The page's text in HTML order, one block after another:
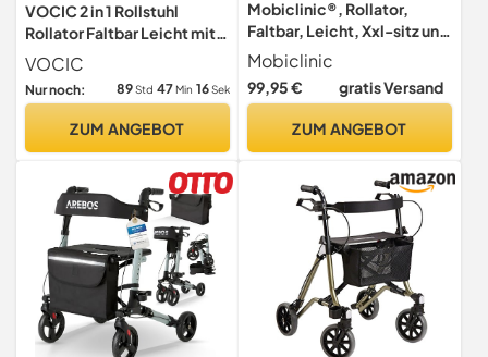
VOCIC 2 in 1 Rollstuhl
Rollator Faltbar Leicht mit
Sitz,Outdoor Gummireifen
VOCIC
Nur noch: 89Std 47Min 15Sek
ZUM ANGEBOT
Mobiclinic®, Rollator,
Faltbar, Leicht, Xxl-sitz und
-korb, Stockhalter,
Höhenverstellbar, Aus
aluminium, Europäische
Dehesa, Vollgummireifen,
Mobiclinic
99,95 € gratis Versand
ZUM ANGEBOT